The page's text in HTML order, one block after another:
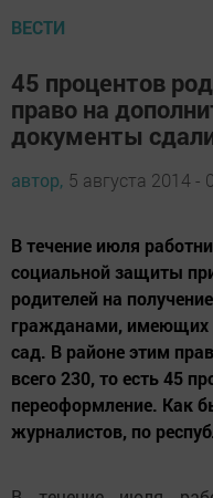
ВЕСТИ
45 процентов
право на
документы
автор, 5 августа 2014 -
В течение июля
социальной защиты
родителей на
гражданами, имеющих
сад. В районе этим
всего 230, то есть 45
переоформление. Как
журналистов, по